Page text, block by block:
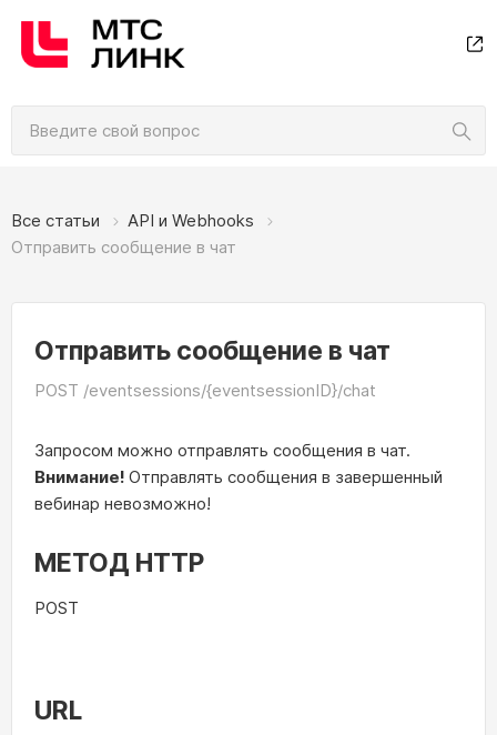
Все статьи
API и Webhooks
Отправить сообщение в чат
Отправить сообщение в чат
POST /eventsessions/{eventsessionID}/chat
Запросом можно отправлять сообщения в чат.
Внимание! Отправлять сообщения в завершенный
вебинар невозможно!
МЕТОД HTTP
POST
URL